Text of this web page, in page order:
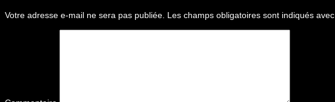
Votre adresse e-mail ne sera pas publiée. Les champs obligatoires sont indiqués avec